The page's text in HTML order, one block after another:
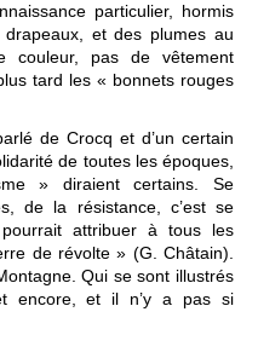
particulier, hormis
et des plumes au
couleur, pas de vêtement
tard les « bonnets rouges
de Crocq et d’un certain
de toutes les époques,
» diraient certains. Se
de la résistance, c’est se
attribuer à tous les
de révolte » (G. Châtain).
Qui se sont illustrés
encore, et il n’y a pas si